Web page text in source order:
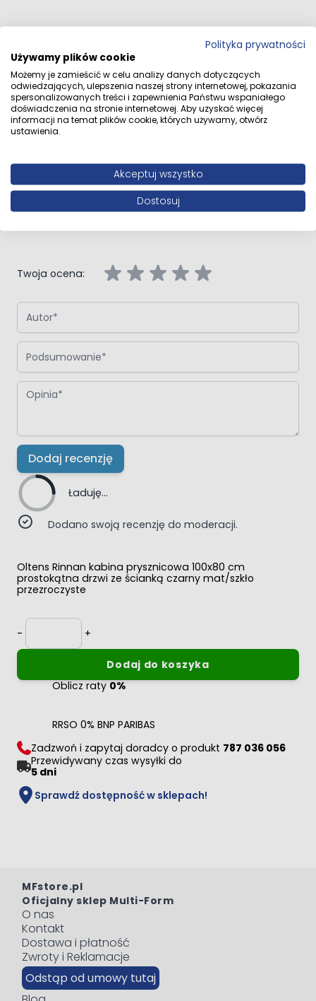
Opinie klientów
Napisz własną recenzję
Oltens Rinnan kabina prysznicowa
100x80 cm prostokątna drzwi ze ścianką czarny mat/szkło
Twoja ocena:
Autor
Podsumowanie
Opinia
Dodaj recenzję
Ładuję...
Dodano swoją recenzję do moderacji.
Oltens Rinnan kabina prysznicowa 100x80 cm
prostokątna drzwi ze ścianką czarny mat/szkło
przezroczyste
-
Ilość
+
Dodaj do koszyka
Oblicz raty0%
RRSO 0% BNP PARIBAS
Zadzwoń i zapytaj doradcy o produkt 787 036 056
Przewidywany czas wysyłki do
5 dni
Sprawdź dostępność w sklepach!
MFstore.pl
Oficjalny sklep Multi-Form
O nas
Kontakt
Dostawa i płatność
Zwroty i Reklamacje
Odstąp od umowy tutaj
Polityka prywatności
Używamy plików cookie
Możemy je zamieścić w celu analizy danych dotyczących
odwiedzających, ulepszenia naszej strony internetowej, pokazania
spersonalizowanych treści i zapewnienia Państwu wspaniałego
doświadczenia na stronie internetowej. Aby uzyskać więcej
informacji na temat plików cookie, których używamy, otwórz
ustawienia.
Akceptuj wszystko
Dostosuj